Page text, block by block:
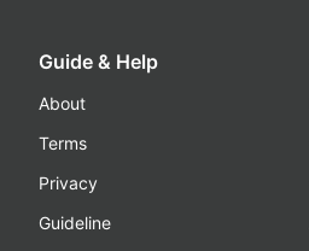
Guide & Help
About
Terms
Privacy
Guideline